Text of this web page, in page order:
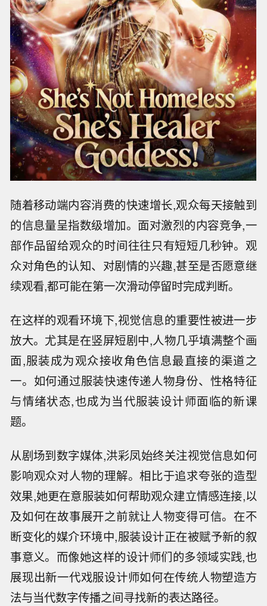
随着移动端内容消费的快速增长,观众每天接触到
的信息量呈指数级增加。面对激烈的内容竞争,一
部作品留给观众的时间往往只有短短几秒钟。观
众对角色的认知、对剧情的兴趣,甚至是否愿意继
续观看,都可能在第一次滑动停留时完成判断。
在这样的观看环境下,视觉信息的重要性被进一步
放大。尤其是在竖屏短剧中,人物几乎填满整个画
面,服装成为观众接收角色信息最直接的渠道之
一。如何通过服装快速传递人物身份、性格特征
与情绪状态,也成为当代服装设计师面临的新课
题。
从剧场到数字媒体,洪彩凤始终关注视觉信息如何
影响观众对人物的理解。相比于追求夸张的造型
效果,她更在意服装如何帮助观众建立情感连接,以
及如何在故事展开之前就让人物变得可信。在不
断变化的媒介环境中,服装设计正在被赋予新的叙
事意义。而像她这样的设计师们的多领域实践,也
展现出新一代戏服设计师如何在传统人物塑造方
法与当代数字传播之间寻找新的表达路径。